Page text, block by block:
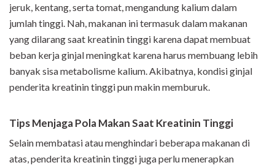
jeruk, kentang, serta tomat, mengandung kalium dalam
jumlah tinggi. Nah, makanan ini termasuk dalam makanan
yang dilarang saat kreatinin tinggi karena dapat membuat
beban kerja ginjal meningkat karena harus membuang lebih
banyak sisa metabolisme kalium. Akibatnya, kondisi ginjal
penderita kreatinin tinggi pun makin memburuk.
Tips Menjaga Pola Makan Saat Kreatinin Tinggi
Selain membatasi atau menghindari beberapa makanan di
atas, penderita kreatinin tinggi juga perlu menerapkan